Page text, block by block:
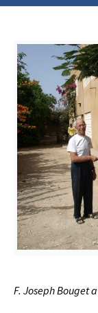
F. Joseph Bouget